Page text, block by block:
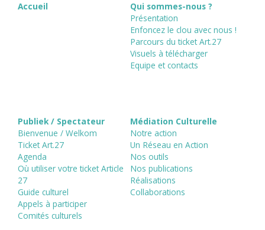
Accueil
Qui sommes-nous ?
Présentation
Enfoncez le clou avec nous !
Parcours du ticket Art.27
Visuels à télécharger
Equipe et contacts
Publiek / Spectateur
Bienvenue / Welkom
Ticket Art.27
Agenda
Où utiliser votre ticket Article
27
Guide culturel
Appels à participer
Comités culturels
Médiation Culturelle
Notre action
Un Réseau en Action
Nos outils
Nos publications
Réalisations
Collaborations